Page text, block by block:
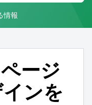
たします。
情報
ージ
ンを